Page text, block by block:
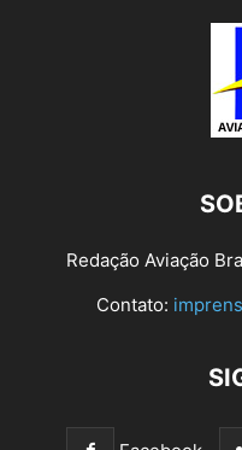
Redação Aviação
Contato: